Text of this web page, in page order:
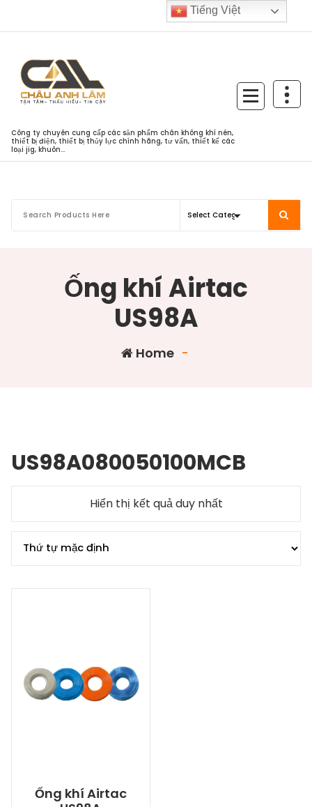
Công ty chuyên cung cấp các sản phẩm chân không khí nén,
thiết bị điện, thiết bị thủy lực chính hãng, tư vấn, thiết kế các
loại jig, khuôn...
Ống khí Airtac
US98A
Home -
US98A080050100MCB
Hiển thị kết quả duy nhất
Ống khí Airtac
Tiếng Việt